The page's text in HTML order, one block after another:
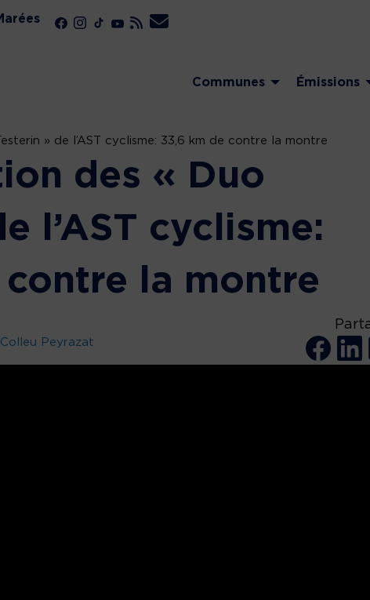
Communes Émissions
» de l’AST cyclisme: 33,6 km de contre la montre
des « Duo
l’AST cyclisme:
la montre
Peyrazat